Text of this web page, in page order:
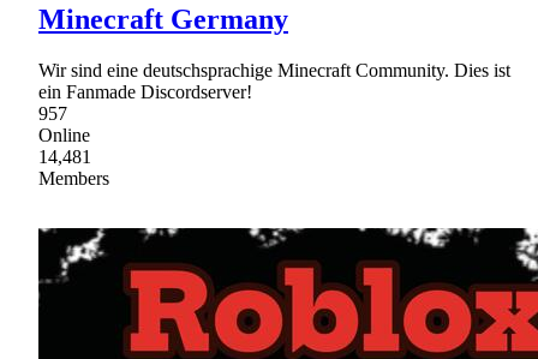
Minecraft Germany
Wir sind eine deutschsprachige Minecraft Community. Dies ist
ein Fanmade Discordserver!
957
Online
14,481
Members